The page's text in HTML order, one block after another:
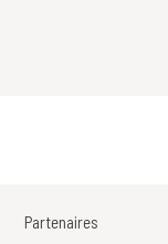
Partenaires